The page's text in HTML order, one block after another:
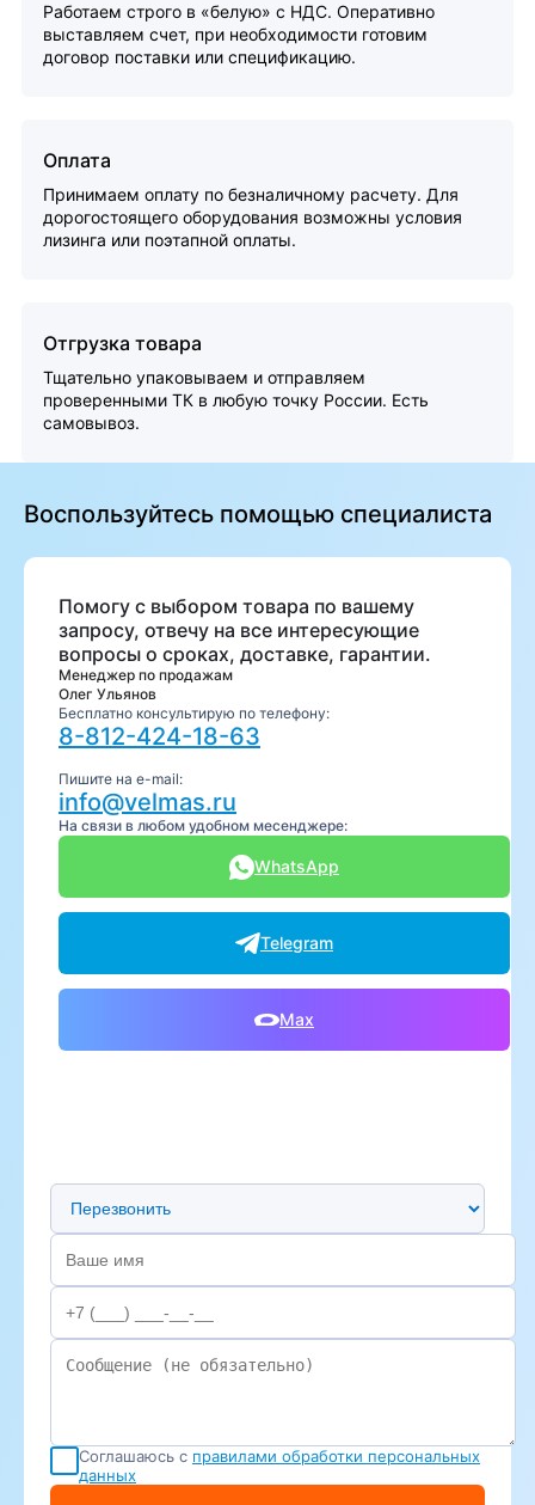
Работаем строго в «белую» с НДС. Оперативно
выставляем счет, при необходимости готовим
договор поставки или спецификацию.
Оплата
Принимаем оплату по безналичному расчету. Для
дорогостоящего оборудования возможны условия
лизинга или поэтапной оплаты.
Отгрузка товара
Тщательно упаковываем и отправляем
проверенными ТК в любую точку России. Есть
самовывоз.
Воспользуйтесь помощью специалиста
Помогу с выбором товара по вашему
запросу, отвечу на все интересующие
вопросы о сроках, доставке, гарантии.
Менеджер по продажам
Олег Ульянов
Бесплатно консультирую по телефону:
8-812-424-18-63
Пишите на e-mail:
info@velmas.ru
На связи в любом удобном месенджере:
WhatsApp
Telegram
Max
Предпочтительный способ связи
Соглашаюсь с правилами обработки персональных
данных